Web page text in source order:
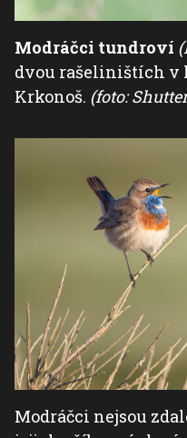
Modráčci tundroví
dvou rašeliništích v
Krkonoš. (foto:
Modráčci nejsou